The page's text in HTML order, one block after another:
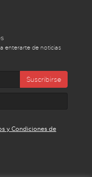
enterarte de noticias
Suscribirse
y Condiciones de